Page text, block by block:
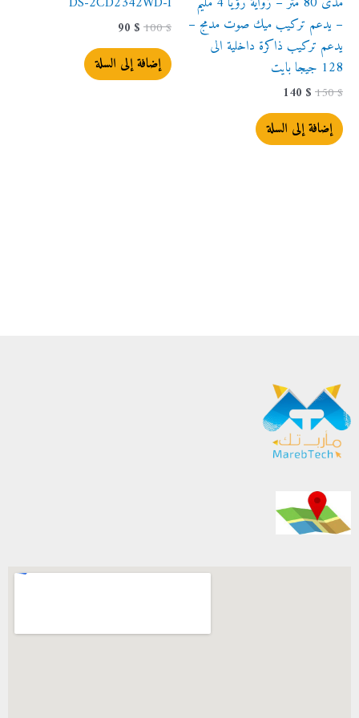
– يدعم تركيب ميك صوت مدمج –
يدعم تركيب ذاكرة داخلية الى
128 جيجا بايت
150$
140 $
إضافة إلى السلة
100$
90 $
إضافة إلى السلة